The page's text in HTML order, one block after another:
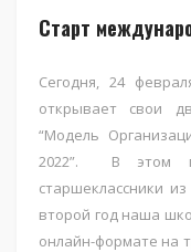
Старт
Сегодня, 24
открывает свои
“Модель
2022”. В этом
старшеклассники
второй год наша
онлайн-формате на